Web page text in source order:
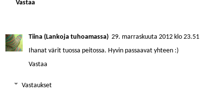
Vastaa
Tiina (Lankoja tuhoamassa) 29. marraskuuta 2012 klo 23.51
Ihanat värit tuossa peitossa. Hyvin passaavat yhteen :)
Vastaa
Vastaukset